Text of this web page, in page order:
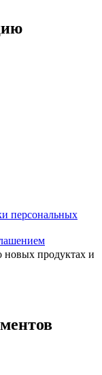
персональных
продуктах и